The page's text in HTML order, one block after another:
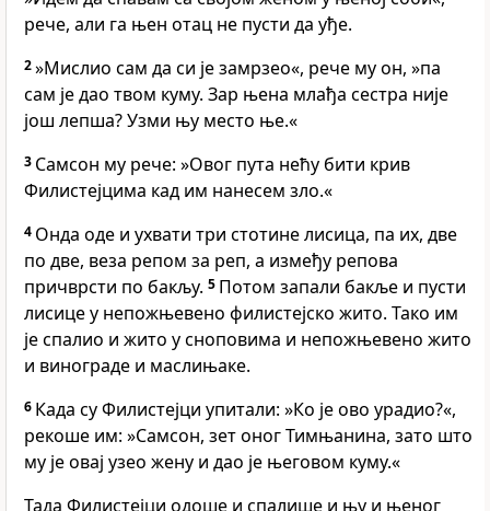
рече, али га њен отац не пусти да уђе.
2»Мислио сам да си је замрзео«, рече му он, »па
сам је дао твом куму. Зар њена млађа сестра није
још лепша? Узми њу место ње.«
3 Самсон му рече: »Овог пута нећу бити крив
Филистејцима кад им нанесем зло.«
4 Онда оде и ухвати три стотине лисица, па их, две
по две, веза репом за реп, а између репова
причврсти по бакљу. 5 Потом запали бакље и пусти
лисице у непожњевено филистејско жито. Тако им
је спалио и жито у сноповима и непожњевено жито
и винограде и маслињаке.
6 Када су Филистејци упитали: »Ко је ово урадио?«,
рекоше им: »Самсон, зет оног Тимњанина, зато што
му је овај узео жену и дао је његовом куму.«
Тада Филистејци одоше и спалише и њу и њеног